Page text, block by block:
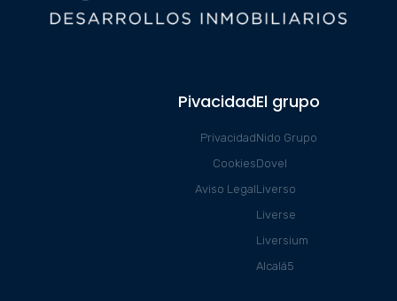
Pivacidad
Privacidad
Cookies
Aviso Legal
El grupo
Nido Grupo
Dovel
Liverso
Liverse
Liversium
Alcalá5